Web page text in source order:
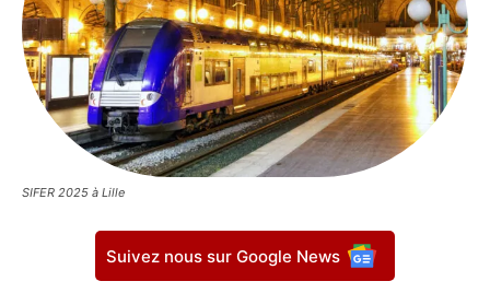
SIFER 2025 à Lille
Suivez nous sur Google News